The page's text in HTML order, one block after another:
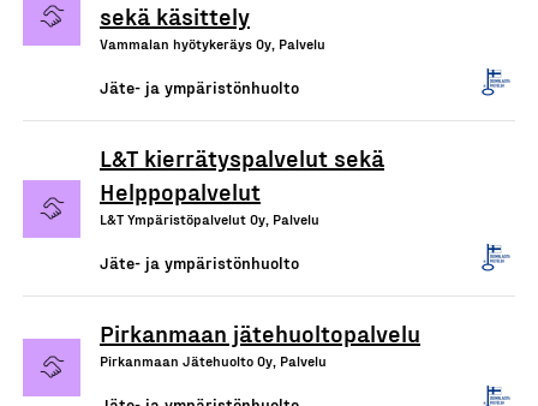
sekä käsittely
Vammalan hyötykeräys Oy, Palvelu
Jäte- ja ympäristönhuolto
L&T kierrätyspalvelut sekä
Helppopalvelut
L&T Ympäristöpalvelut Oy, Palvelu
Jäte- ja ympäristönhuolto
Pirkanmaan jätehuoltopalvelu
Pirkanmaan Jätehuolto Oy, Palvelu